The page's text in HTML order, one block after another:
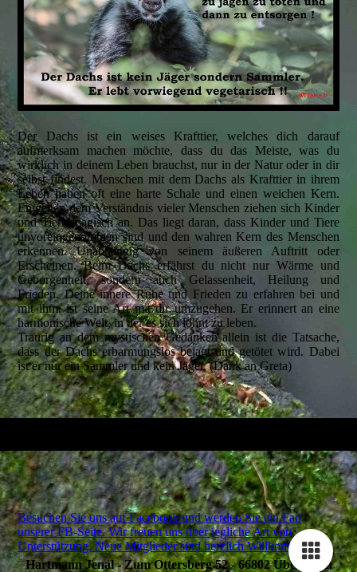
Der Dachs ist ein weises Krafttier, welches dich darauf
aufmerksam machen möchte, dass du das Meiste, was du
wirklich in deinem Leben brauchst, nur in der Natur oder in dir
selbst findest. Menschen mit dem Dachs als Krafttier in ihrem
Leben haben oft eine harte Schale und einen weichen Kern.
Entgegen dem Verständnis vieler Menschen ziehen sich Kinder
und Tiere magisch an. Das liegt daran, dass Kinder und Tiere
unvoreingenommen sind und den wahren Kern des Menschen
erkennen. Unabhängig von seinem äußeren Auftritt oder
Erscheinen. Beim Dachs erfährst du nicht nur Wärme und
Geborgenheit, sondern auch Gelassenheit, Heilung und
Frieden. Deine innere Ruhe und Frieden zu erfahren bei und
mit ihm, ist seine Art mit dir umzugehen. Er erinnert an eine
harmonische Welt, in der es sich lohnt zu leben.
Traurig an dem mystischen Gedanken allein ist die Tatsache,
dass der Dachs erbarmungslos bejagt und getötet wird. Dabei
ist er nur ein Sammler und kein Jäger. (Dank an Greta)
Besuchen Sie uns auf Facebook und werden Sie ein Fan
unserer FB-Seite. Wir freuen uns über jegliche Art von
Unterstützung. Neue Mitglieder sind herzlich Willkommen.
Hartmann Jenal - Zum Ottersberg 52 - 66802 Überherrn